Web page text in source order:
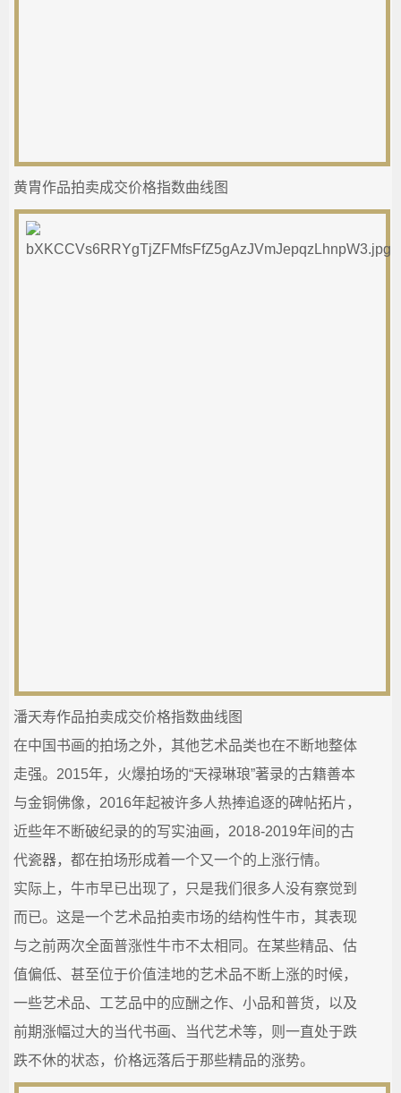
黄胄作品拍卖成交价格指数曲线图
潘天寿作品拍卖成交价格指数曲线图
在中国书画的拍场之外，其他艺术品类也在不断地整体
走强。2015年，火爆拍场的“天禄琳琅”著录的古籍善本
与金铜佛像，2016年起被许多人热捧追逐的碑帖拓片，
近些年不断破纪录的的写实油画，2018-2019年间的古
代瓷器，都在拍场形成着一个又一个的上涨行情。
实际上，牛市早已出现了，只是我们很多人没有察觉到
而已。这是一个艺术品拍卖市场的结构性牛市，其表现
与之前两次全面普涨性牛市不太相同。在某些精品、估
值偏低、甚至位于价值洼地的艺术品不断上涨的时候，
一些艺术品、工艺品中的应酬之作、小品和普货，以及
前期涨幅过大的当代书画、当代艺术等，则一直处于跌
跌不休的状态，价格远落后于那些精品的涨势。